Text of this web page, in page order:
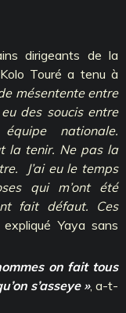
dirigeants de la
Touré a tenu à
mésentente entre
des soucis entre
nationale.
la tenir. Ne pas la
J’ai eu le temps
qui m’ont été
fait défaut. Ces
Yaya sans
on fait tous
s’asseye », a-t-